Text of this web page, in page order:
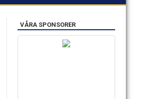
VÅRA SPONSORER